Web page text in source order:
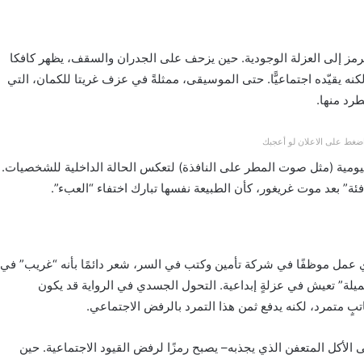
إلى العزلة الوجودية. حين يزحف على الجدران والسقف، يظهر كافكا
يقيّده اجتماعيًّا. حتى الموسيقى، ممثلةً في عزف غريتا للكمان، التي
منها.
اضغط على الاعلان لو أعجبك
(مثل صوت المطر على النافذة) لتعكس الحالة الداخلية للشخصيات.
بعد موت غريغور، كأن الطبيعة نفسها تبارك اختفاء “العبء”.
عمل موظفًا في شركة تأمين وكتب في السر، شعر دائمًا بأنه “غريب” في
تعيش في عزلةٍ إبداعية. التحول الجسدي في الرواية قد يكون
لكنه يدفع ثمن هذا التمرد بالرفض الاجتماعي.
المتعفن الذي يجذبه– يصبح رمزًا لرفض القيود الاجتماعية. حين